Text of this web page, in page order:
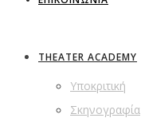
THEATER ACADEMY
Υποκριτική
Σκηνογραφία